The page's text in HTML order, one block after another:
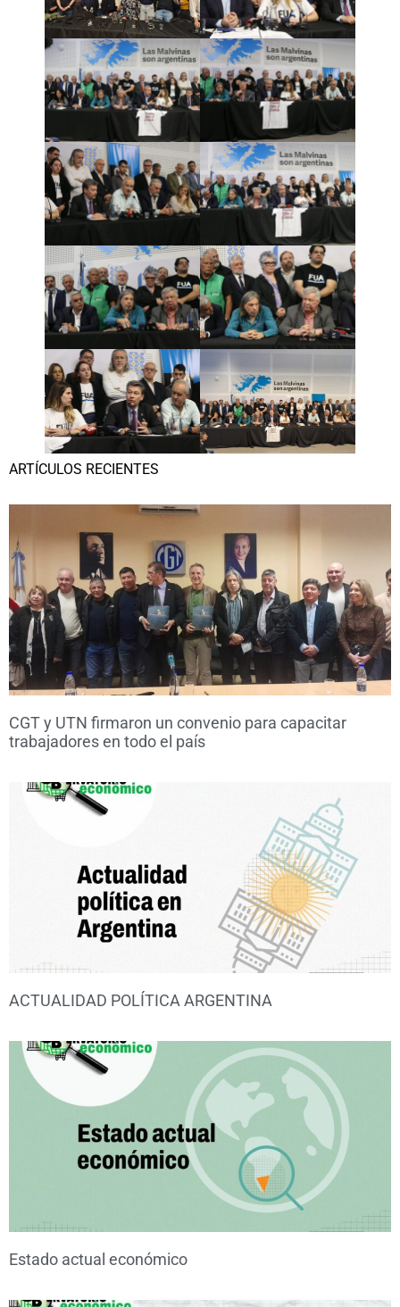
ARTÍCULOS RECIENTES
CGT y UTN firmaron un convenio para capacitar
trabajadores en todo el país
ACTUALIDAD POLÍTICA ARGENTINA
Estado actual económico